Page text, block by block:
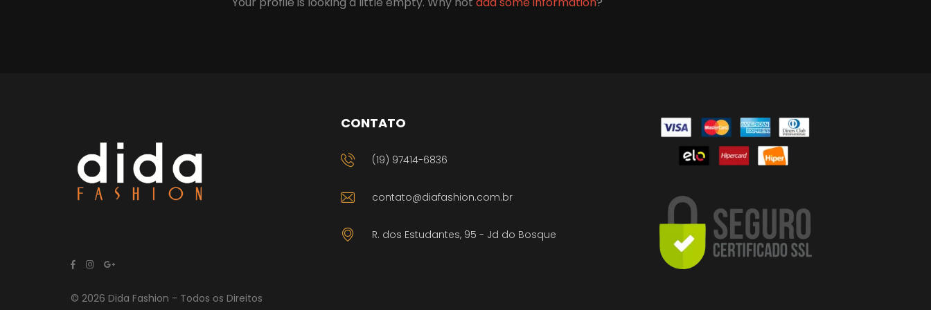
© 2026 Dida Fashion - Todos os Direitos
CONTATO
(19) 97414-6836
contato@diafashion.com.br
R. dos Estudantes, 95 - Jd do Bosque